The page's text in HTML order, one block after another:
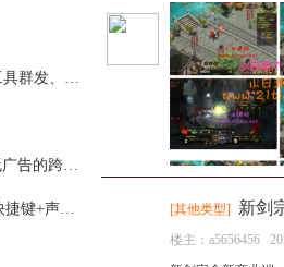
[其他类型] 新剑
楼主： a5656456